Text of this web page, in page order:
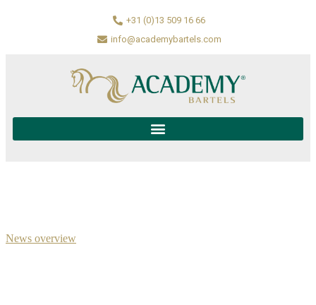
+31 (0)13 509 16 66
info@academybartels.com
News overview